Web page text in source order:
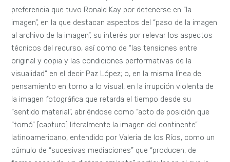
preferencia que tuvo Ronald Kay por detenerse en “la
imagen”, en la que destacan aspectos del “paso de la imagen
al archivo de la imagen”, su interés por relevar los aspectos
técnicos del recurso, así como de “las tensiones entre
original y copia y las condiciones performativas de la
visualidad” en el decir Paz López; o, en la misma línea de
pensamiento en torno a lo visual, en la irrupción violenta de
la imagen fotográfica que retarda el tiempo desde su
“sentido material”, abriéndose como “acto de posición que
“tomó” [capturo] literalmente la imagen del continente”
latinoamericano, entendido por Valeria de los Ríos, como un
cúmulo de “sucesivas mediaciones” que “producen, de